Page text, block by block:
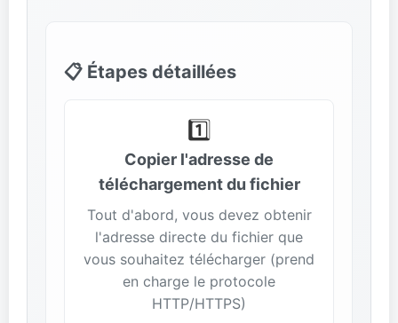
📋 Étapes détaillées
1️⃣
Copier l'adresse de
téléchargement du fichier
Tout d'abord, vous devez obtenir
l'adresse directe du fichier que
vous souhaitez télécharger (prend
en charge le protocole
HTTP/HTTPS)